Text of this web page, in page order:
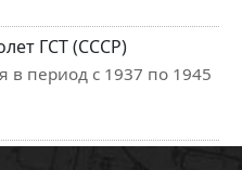
ГСТ (СССР)
в период с 1937 по 1945